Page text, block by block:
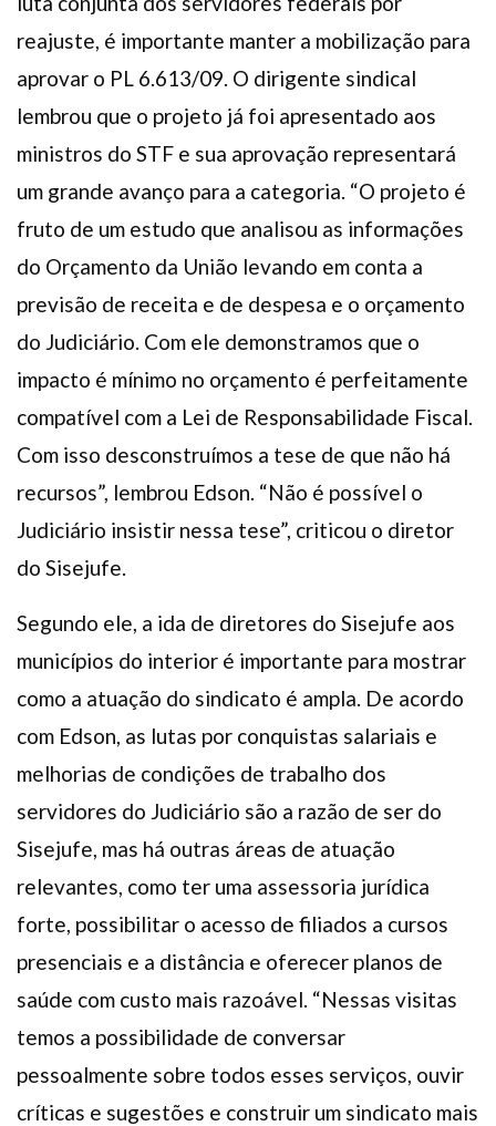
reajuste, é importante manter a mobilização para
aprovar o PL 6.613/09. O dirigente sindical
lembrou que o projeto já foi apresentado aos
ministros do STF e sua aprovação representará
um grande avanço para a categoria. “O projeto é
fruto de um estudo que analisou as informações
do Orçamento da União levando em conta a
previsão de receita e de despesa e o orçamento
do Judiciário. Com ele demonstramos que o
impacto é mínimo no orçamento é perfeitamente
compatível com a Lei de Responsabilidade Fiscal.
Com isso desconstruímos a tese de que não há
recursos”, lembrou Edson. “Não é possível o
Judiciário insistir nessa tese”, criticou o diretor
do Sisejufe.
Segundo ele, a ida de diretores do Sisejufe aos
municípios do interior é importante para mostrar
como a atuação do sindicato é ampla. De acordo
com Edson, as lutas por conquistas salariais e
melhorias de condições de trabalho dos
servidores do Judiciário são a razão de ser do
Sisejufe, mas há outras áreas de atuação
relevantes, como ter uma assessoria jurídica
forte, possibilitar o acesso de filiados a cursos
presenciais e a distância e oferecer planos de
saúde com custo mais razoável. “Nessas visitas
temos a possibilidade de conversar
pessoalmente sobre todos esses serviços, ouvir
críticas e sugestões e construir um sindicato mais